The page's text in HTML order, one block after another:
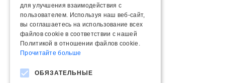
для улучшения взаимодействия с
пользователем. Используя наш веб-сайт,
вы соглашаетесь на использование всех
файлов cookie в соответствии с нашей
Политикой в ​​отношении файлов cookie.
Прочитайте больше
ОБЯЗАТЕЛЬНЫЕ